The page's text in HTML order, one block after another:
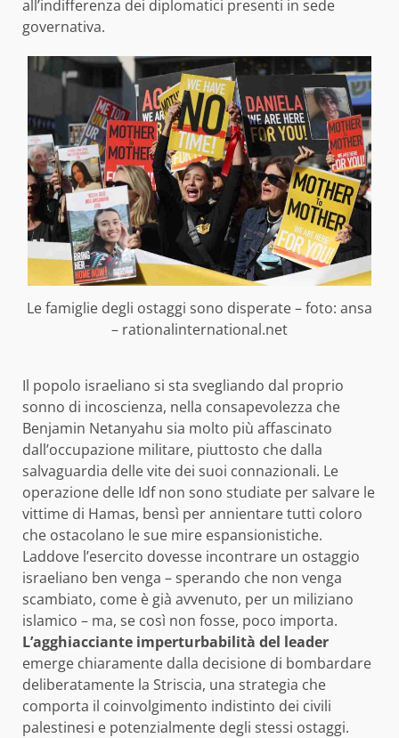
all’indifferenza dei diplomatici presenti in sede
governativa.
Le famiglie degli ostaggi sono disperate – foto: ansa
– rationalinternational.net
Il popolo israeliano si sta svegliando dal proprio
sonno di incoscienza, nella consapevolezza che
Benjamin Netanyahu sia molto più affascinato
dall’occupazione militare, piuttosto che dalla
salvaguardia delle vite dei suoi connazionali. Le
operazione delle Idf non sono studiate per salvare le
vittime di Hamas, bensì per annientare tutti coloro
che ostacolano le sue mire espansionistiche.
Laddove l’esercito dovesse incontrare un ostaggio
israeliano ben venga – sperando che non venga
scambiato, come è già avvenuto, per un miliziano
islamico – ma, se così non fosse, poco importa.
L’agghiacciante imperturbabilità del leader
emerge chiaramente dalla decisione di bombardare
deliberatamente la Striscia, una strategia che
comporta il coinvolgimento indistinto dei civili
palestinesi e potenzialmente degli stessi ostaggi.